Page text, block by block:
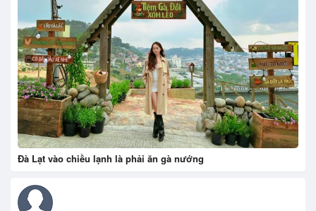
Đà Lạt vào chiều lạnh là phải ăn gà nướng